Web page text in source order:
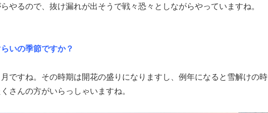
やるので、抜け漏れが出そうで戦々恐々としながらやっていますね。
いの季節ですか？
ですね。その時期は開花の盛りになりますし、例年になると雪解けの時
さんの方がいらっしゃいますね。